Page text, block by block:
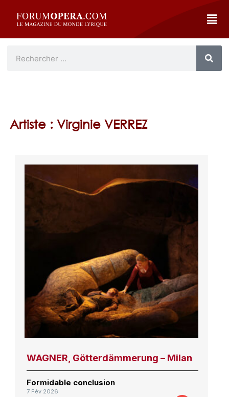
Artiste : Virginie VERREZ
WAGNER, Götterdämmerung – Milan
Formidable conclusion
7 Fév 2026